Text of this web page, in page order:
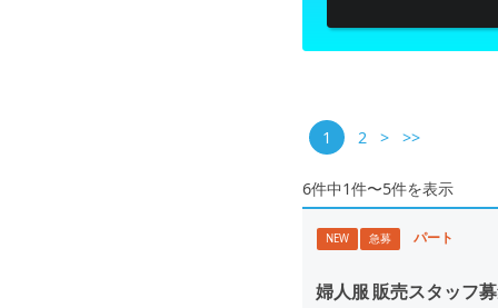
1 2 > >>
6件中1件〜5件を表示
NEW 急募 パート
婦人服 販売スタッフ